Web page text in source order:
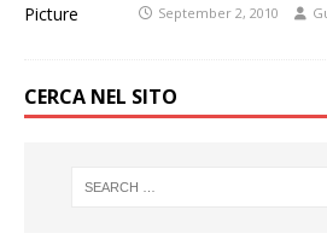
September 2, 2010
CERCA NEL SITO